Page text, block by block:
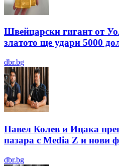
Швейцарски гигант от
златото ще удари 5000
dbr.bg
Павел Колев и Ицака
пазара с Media Z и нови
dbr.bg